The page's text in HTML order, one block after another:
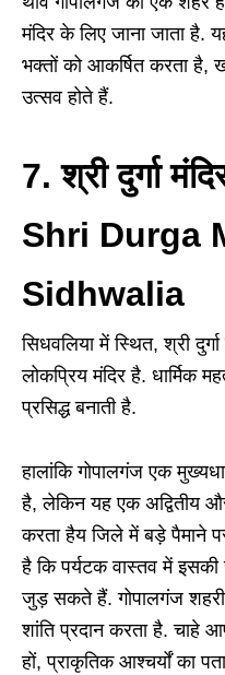
मंदिर के लिए जाना जाता है.
भक्तों को आकर्षित करता है,
उत्सव होते हैं.
7. श्री दुर्गा
Shri Durga
Sidhwalia
सिधवलिया में स्थित, श्री दुर्गा
लोकप्रिय मंदिर है. धार्मिक
प्रसिद्ध बनाती है.
हालांकि गोपालगंज एक
है, लेकिन यह एक अद्वितीय
करता हैय जिले में बड़े पैमाने
है कि पर्यटक वास्तव में
जुड़ सकते हैं. गोपालगंज
शांति प्रदान करता है. चाहे
हों, प्राकृतिक आश्चर्यों का